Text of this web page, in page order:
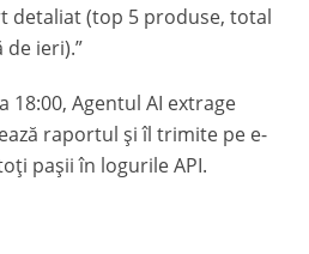
detaliat (top 5 produse, total
de ieri).”
18:00, Agentul AI extrage
raportul și îl trimite pe e-
pașii în logurile API.